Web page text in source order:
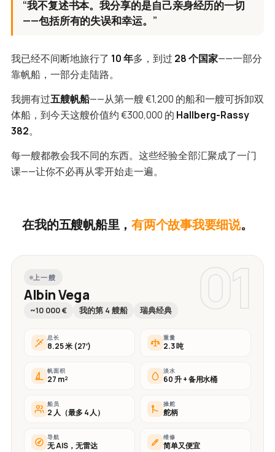
“我不复述书本。我分享的是自己亲身经历的一切
——包括所有的失误和幸运。”
我已经不间断地旅行了 10 年多，到过 28 个国家——一部分
靠帆船，一部分走陆路。
我拥有过五艘帆船——从第一艘 €1,200 的船和一艘可拆卸双
体船，到今天这艘价值约 €300,000 的 Hallberg-Rassy
382。
每一艘都教会我不同的东西。这些经验全部汇聚成了一门
课——让你不必再从零开始走一遍。
在我的五艘帆船里，有两个故事我要细说。
01
上一艘
Albin Vega
~10 000 € 我的第 4 艘船 瑞典经典
总长
8.25 米 (27′)
重量
2.3 吨
帆面积
27 m²
淡水
60 升 + 备用水桶
船员
2 人（最多 4 人）
操舵
舵柄
导航
无 AIS，无雷达
维修
简单又便宜